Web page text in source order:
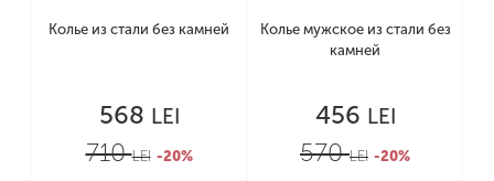
Колье из стали без камней
568 LEI
710LEI -20%
Колье мужское из стали без
камней
456 LEI
570LEI -20%